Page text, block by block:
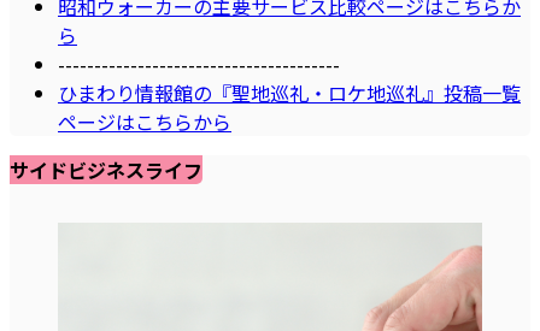
ら
---------------------------------------
ひまわり情報館の『聖地巡礼・ロケ地巡礼』投稿一覧
ページはこちらから
サイドビジネスライフ